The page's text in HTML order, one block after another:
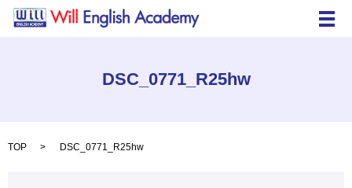
メ
DSC_0771_R25hw
TOP DSC_0771_R25hw